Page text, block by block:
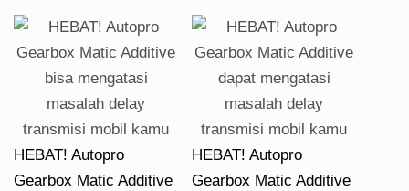
HEBAT! Autopro
Gearbox Matic Additive
HEBAT! Autopro
Gearbox Matic Additive